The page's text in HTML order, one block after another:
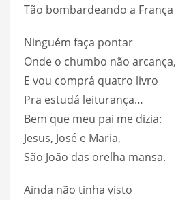
Tão bombardeando a França
Ninguém faça pontar
Onde o chumbo não arcança,
E vou comprá quatro livro
Pra estudá leiturança…
Bem que meu pai me dizia:
Jesus, José e Maria,
São João das orelha mansa.
Ainda não tinha visto